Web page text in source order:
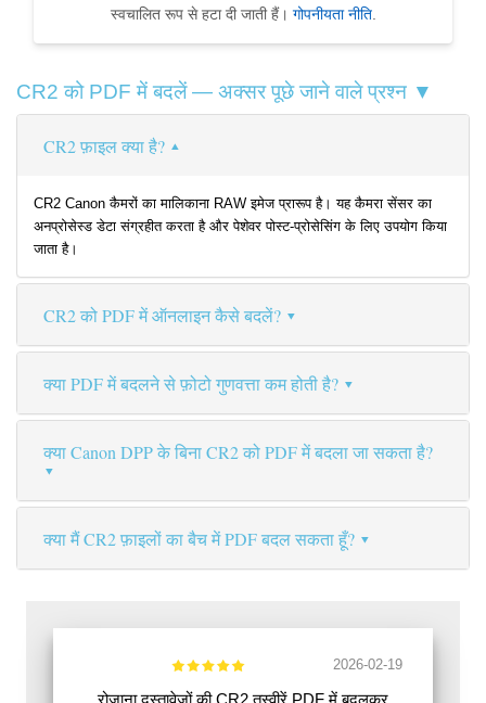
स्वचालित रूप से हटा दी जाती हैं। गोपनीयता नीति.
CR2 को PDF में बदलें — अक्सर पूछे जाने वाले प्रश्न ▼
CR2 फ़ाइल क्या है?
CR2 Canon कैमरों का मालिकाना RAW इमेज प्रारूप है। यह कैमरा सेंसर का
अनप्रोसेस्ड डेटा संग्रहीत करता है और पेशेवर पोस्ट-प्रोसेसिंग के लिए उपयोग किया
जाता है।
CR2 को PDF में ऑनलाइन कैसे बदलें?
क्या PDF में बदलने से फ़ोटो गुणवत्ता कम होती है?
क्या Canon DPP के बिना CR2 को PDF में बदला जा सकता है?
क्या मैं CR2 फ़ाइलों का बैच में PDF बदल सकता हूँ?
2026-02-19